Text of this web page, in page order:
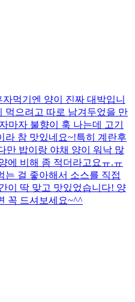
먹기엔 양이 진짜 대박입니
먹으려고 따로 남겨두었을 만
마자 불향이 훅 나는데 고기
라 참 맛있네요~!특히 계란후
만 밥이랑 야채 양이 워낙 많
에 비해 좀 적더라고요ㅠ.ㅠ
는 걸 좋아해서 소스를 직접
이 딱 맞고 맛있었습니다! 양
꼭 드셔보세요~^^